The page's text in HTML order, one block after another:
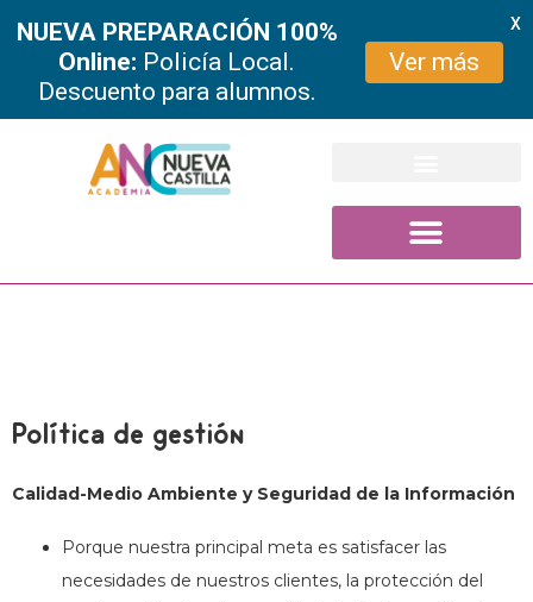
Política de gestión
Calidad-Medio Ambiente y Seguridad de la Información
Porque nuestra principal meta es satisfacer las
necesidades de nuestros clientes, la protección del
NUEVA PREPARACIÓN 100%
Online: Policía Local.
Descuento para alumnos.
Ver más
X